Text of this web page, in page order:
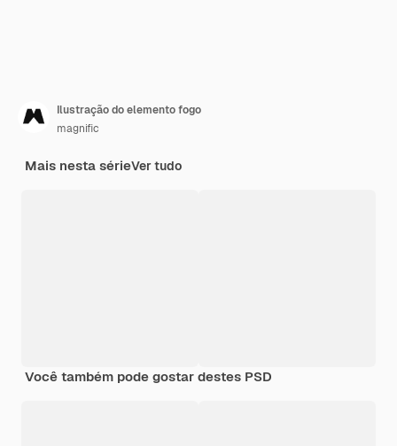
Ilustração do elemento fogo
magnific
Mais nesta sérieVer tudo
Você também pode gostar destes PSD